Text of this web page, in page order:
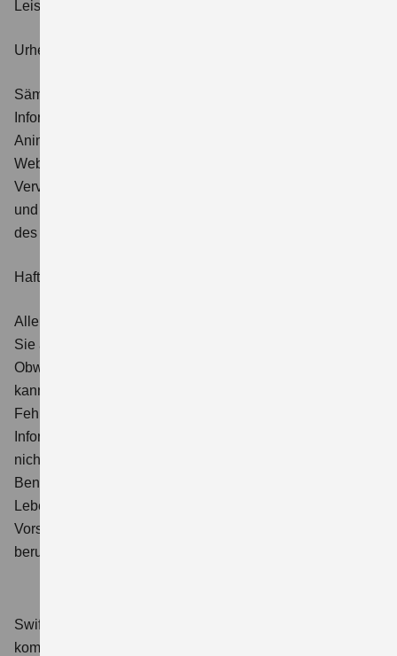
Leistungen.
Urheberrechte, geistiges Eigentum
Sämtliche auf dieser Website veröffentlichten
Informationen (Text- und Bildmaterialien, Musik, Grafiken,
Animationen, Videos etc.) sowie deren Anordnung auf der
Website genießen urheberrechtlichen Schutz. Die
Vervielfältigung, Verbreitung, Wieder- bzw. Weitergabe
und sonstige Nutzung ist ohne die schriftliche Einwilligung
des Website-Betreibers nicht gestattet.
Haftungsbeschränkung
Alle Preise, Ausstattungsmerkmale und Abbildungen, die
Sie auf dieser Website vorfinden, sind unverbindlich.
Obwohl die Website mit größter Sorgfalt erstellt worden ist,
kann der Website-Betreiber keinerlei Garantie für die
Fehlerfreiheit der auf den Seiten angebotenen
Informationen übernehmen. Der Website-Betreiber haftet
nicht für Schäden, die direkt oder indirekt aus der
Benutzung ihrer Website entstehen, soweit diese nicht
Leben, Gesundheit oder Körper betreffen und nicht auf
Vorsatz oder grober Fahrlässigkeit des Website-Betreibers
beruhen.
Swift 1.2 DUALJET HYBRID Club
kombinierter Energieverbrauch 4,4 l/100km; kombinierter